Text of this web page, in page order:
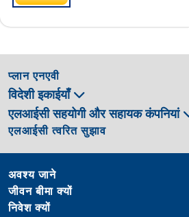
प्लान एनएवी
विदेशी इकाईयाँ
एलआईसी सहयोगी और सहायक कंपनियां
एलआईसी त्वरित सुझाव
अवश्य जाने
जीवन बीमा क्यों
निवेश क्यों